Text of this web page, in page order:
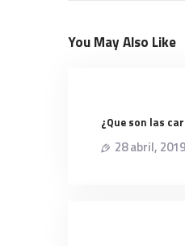
You May Also Like
¿Que son las
28 abril, 2019